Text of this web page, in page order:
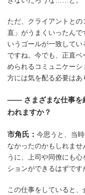
ただ、クライアントと
直」がうまくいったんで
いうゴールが一致して
ですね。今でも、正直
められるコミュニケー
方には気を配る必要はあ
―― さまざまな仕事を
われますか？
市角氏： 今思うと、当
なかったのかもしれま
うに、上司や同僚にも
ションができるはずです
この仕事をしていると